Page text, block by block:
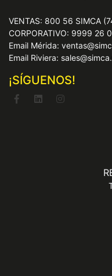
VENTAS: 800 56 SIMCA
CORPORATIVO: 9999 26
Email Mérida:
Email Riviera:
¡SÍGUENOS!